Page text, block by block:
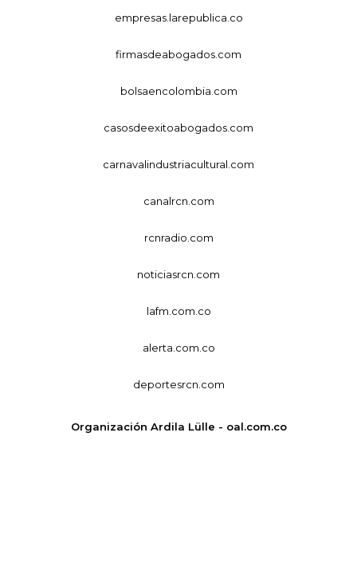
empresas.larepublica.co
firmasdeabogados.com
bolsaencolombia.com
casosdeexitoabogados.com
carnavalindustriacultural.com
canalrcn.com
rcnradio.com
noticiasrcn.com
lafm.com.co
alerta.com.co
deportesrcn.com
Organización Ardila Lülle - oal.com.co